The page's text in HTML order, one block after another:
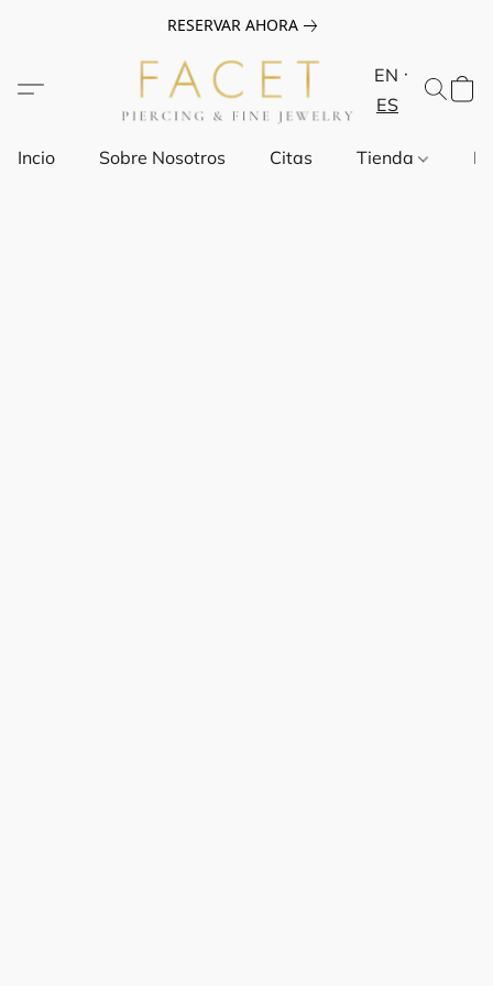
RESERVAR AHORA
EN
ES
Incio Sobre Nosotros Citas Tienda